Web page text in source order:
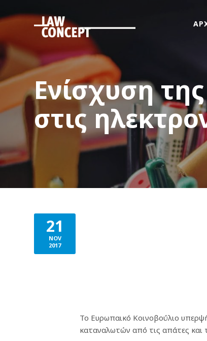
Ενίσχυση
στις
21
NOV
2017
Το Ευρωπαικό Κοινοβούλιο
καταναλωτών από τις απάτες και
ΠΟΙΟΙ
ΕΙΜΑΣΤΕ
ΤΙ
ΚΑΝΟΥΜΕ
Project
GDPR
ΟΜΟΓΕΝΕΙΑ
ΕΠΙΚΟΙΝΩΝΙΑ